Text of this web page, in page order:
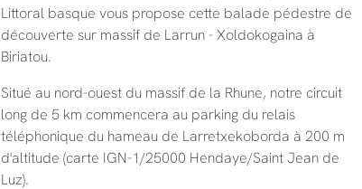
Littoral basque vous propose cette balade pédestre de
découverte sur massif de Larrun - Xoldokogaina à
Biriatou.
Situé au nord-ouest du massif de la Rhune, notre circuit
long de 5 km commencera au parking du relais
téléphonique du hameau de Larretxekoborda à 200 m
d'altitude (carte IGN-1/25000 Hendaye/Saint Jean de
Luz).